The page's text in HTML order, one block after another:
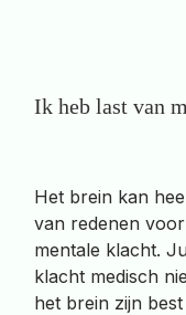
Ik heb last van
Het brein kan
van redenen
mentale klacht.
klacht medisch
het brein zijn best